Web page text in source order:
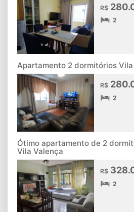
R$
2
Apartamento 2 dormitórios Vila
R$
2
Ótimo apartamento de 2
Vila Valença
R$
2